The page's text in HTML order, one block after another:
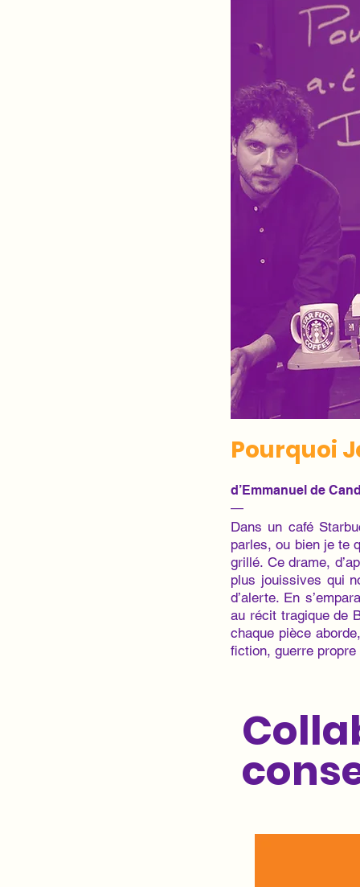
Pourquoi
d’Emmanuel de
—
Dans un café
parles, ou bien je te
grillé. Ce drame,
plus jouissives qui
d’alerte. En
au récit tragique de
chaque pièce
fiction, guerre